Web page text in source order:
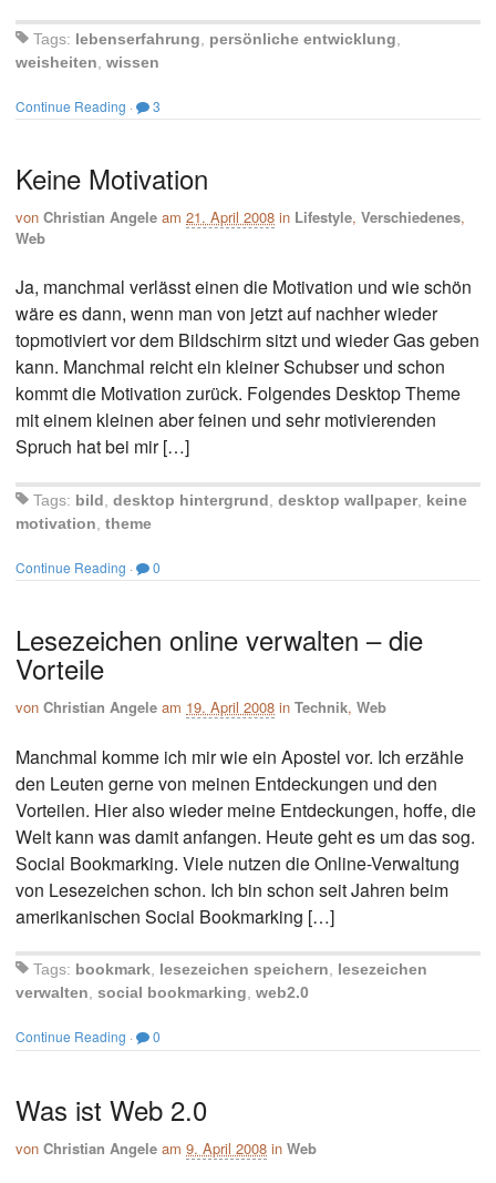
Tags: lebenserfahrung persönliche entwicklung
weisheiten wissen
Continue Reading · 3
Keine Motivation
von Christian Angele am 21. April 2008 in Lifestyle, Verschiedenes,
Web
Ja, manchmal verlässt einen die Motivation und wie schön
wäre es dann, wenn man von jetzt auf nachher wieder
topmotiviert vor dem Bildschirm sitzt und wieder Gas geben
kann. Manchmal reicht ein kleiner Schubser und schon
kommt die Motivation zurück. Folgendes Desktop Theme
mit einem kleinen aber feinen und sehr motivierenden
Spruch hat bei mir […]
Tags: bild desktop hintergrund desktop wallpaper, keine
motivation theme
Continue Reading · 0
Lesezeichen online verwalten – die
Vorteile
von Christian Angele am 19. April 2008 in Technik, Web
Manchmal komme ich mir wie ein Apostel vor. Ich erzähle
den Leuten gerne von meinen Entdeckungen und den
Vorteilen. Hier also wieder meine Entdeckungen, hoffe, die
Welt kann was damit anfangen. Heute geht es um das sog.
Social Bookmarking. Viele nutzen die Online-Verwaltung
von Lesezeichen schon. Ich bin schon seit Jahren beim
amerikanischen Social Bookmarking […]
Tags: bookmark, lesezeichen speichern, lesezeichen
verwalten, social bookmarking, web2.0
Continue Reading · 0
Was ist Web 2.0
von Christian Angele am 9. April 2008 in Web